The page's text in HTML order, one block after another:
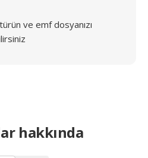
ve emf dosyanızı
hakkında